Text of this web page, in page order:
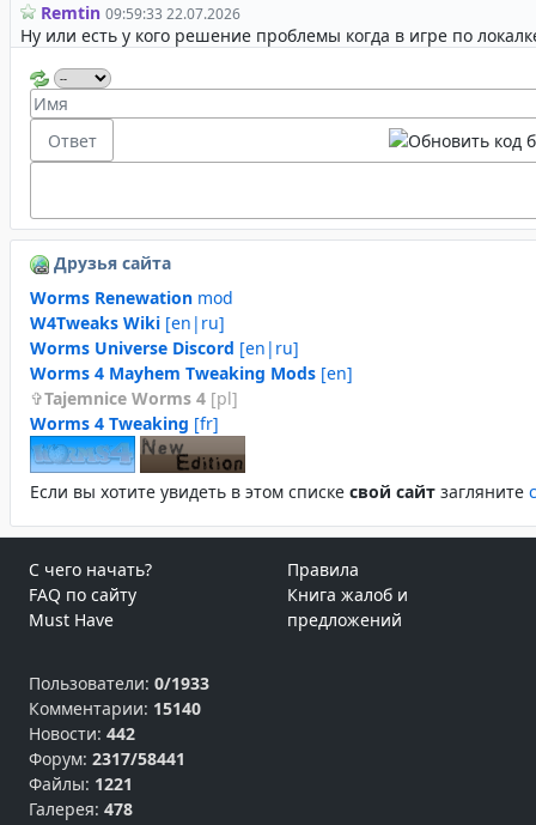
Друзья сайта
Worms Renewation mod
W4Tweaks Wiki [en|ru]
Worms Universe Discord [en|ru]
Worms 4 Mayhem Tweaking Mods [en]
Tajemnice Worms 4 [pl]
Worms 4 Tweaking [fr]
Если вы хотите увидеть в этом спиcке свой сайт загляните
С чего начать?
FAQ по сайту
Must Have
Правила
Книга жалоб и
предложений
Пользователи: 0/1933
Комментарии: 15140
Новости: 442
Форум: 2317/58441
Файлы: 1221
Галерея: 478